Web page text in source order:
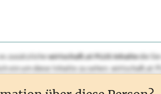
zusätzlichewirtschaft.at PLUS Inhaltedie
ein um diese Inhalte zu sehen. wirtschaft.at